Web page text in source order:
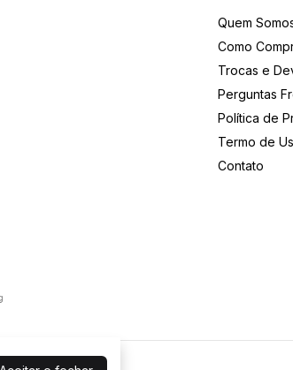
Quem
Como
Trocas e
Perguntas
Política de
Termo de
Contato